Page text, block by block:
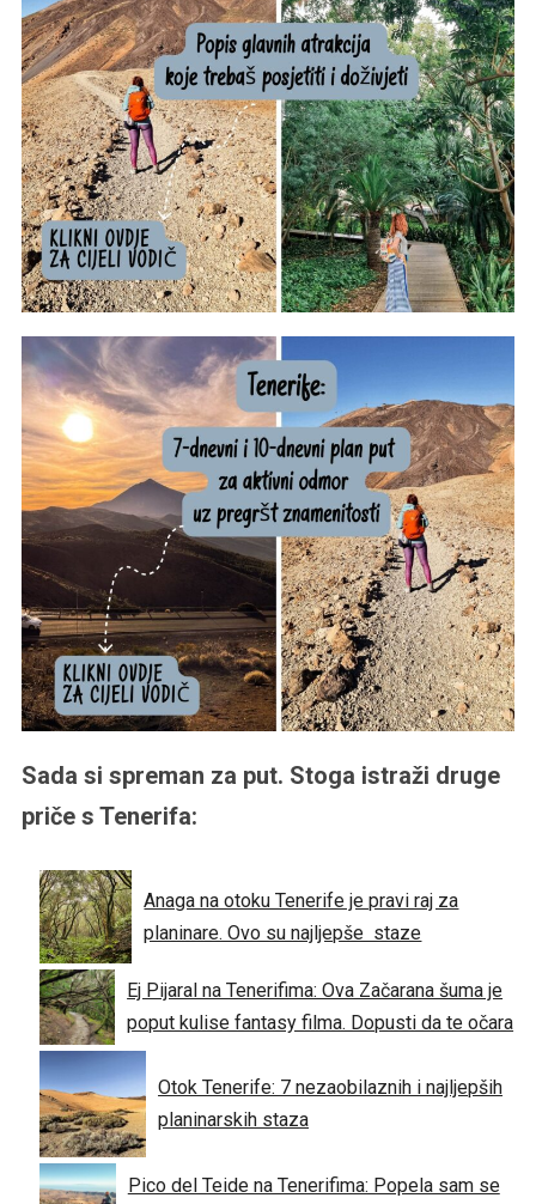
Sada si spreman za put. Stoga istraži druge
priče s Tenerifa:
Anaga na otoku Tenerife je pravi raj za
planinare. Ovo su najljepše staze
Ej Pijaral na Tenerifima: Ova Začarana šuma je
poput kulise fantasy filma. Dopusti da te očara
Otok Tenerife: 7 nezaobilaznih i najljepših
planinarskih staza
Pico del Teide na Tenerifima: Popela sam se